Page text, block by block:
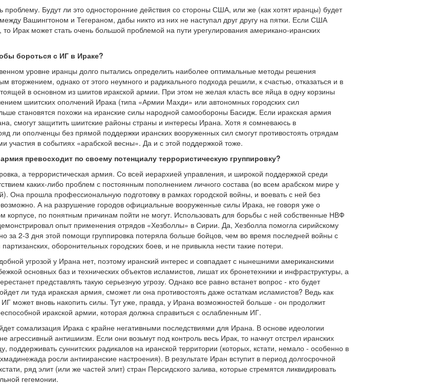
проблему. Будут ли это односторонние действия со стороны США, или же (как хотят иранцы) будет
Вашингтоном и Тегераном, дабы никто из них не наступал друг другу на пятки. Если США
Ирак может стать очень большой проблемой на пути урегулирования американо-иранских
бороться с ИГ в Ираке?
уровне иранцы долго пытались определить наиболее оптимальные методы решения
однако от этого неумного и радикального подхода решили, к счастью, отказаться и в
в основном из шиитов иракской армии. При этом не желая класть все яйца в одну корзины
шиитских ополчений Ирака (типа «Армии Махди» или автономных городских сил
становятся похожи на иранские силы народной самообороны Басидж. Если иракская армия
смогут защитить шиитские районы страны и интересы Ирана. Хотя я сомневаюсь в
ли ополченцы без прямой поддержки иранских вооруженных сил смогут противостоять отрядам
участия в событиях «арабской весны». Да и с этой поддержкой тоже.
превосходит по своему потенциалу террористическую группировку?
а террористическая армия. Со всей иерархией управления, и широкой поддержкой среди
каких-либо проблем с постоянным пополнением личного состава (во всем арабском мире у
Она прошла профессиональную подготовку в рамках городской войны, и воевать с ней без
А на разрушение городов официальные вооруженные силы Ирака, не говоря уже о
корпусе, по понятным причинам пойти не могут. Использовать для борьбы с ней собственные НВФ
опыт применения отрядов «Хезболлы» в Сирии. Да, Хезболла помогла сирийскому
за 2-3 дня этой помощи группировка потеряла больше бойцов, чем во время последней войны с
оборонительных городских боев, и не привыкла нести такие потери.
угрозой у Ирана нет, поэтому иранский интерес и совпадает с нынешними американскими
основных баз и технических объектов исламистов, лишат их бронетехники и инфраструктуры, а
представлять такую серьезную угрозу. Однако все равно встанет вопрос - кто будет
ли туда иракская армия, сможет ли она противостоять даже остаткам исламистов? Ведь как
может вновь накопить силы. Тут уже, правда, у Ирана возможностей больше - он продолжит
иракской армии, которая должна справиться с ослабленным ИГ.
сомализация Ирака с крайне негативными последствиями для Ирана. В основе идеологии
агрессивный антишиизм. Если они возьмут под контроль весь Ирак, то начнут отстрел иранских
поддерживать суннитских радикалов на иранской территории (которых, кстати, немало - особенно в
росли антииранские настроения). В результате Иран вступит в период долгосрочной
ряд элит (или же частей элит) стран Персидского залива, которые стремятся ликвидировать
гегемонии.